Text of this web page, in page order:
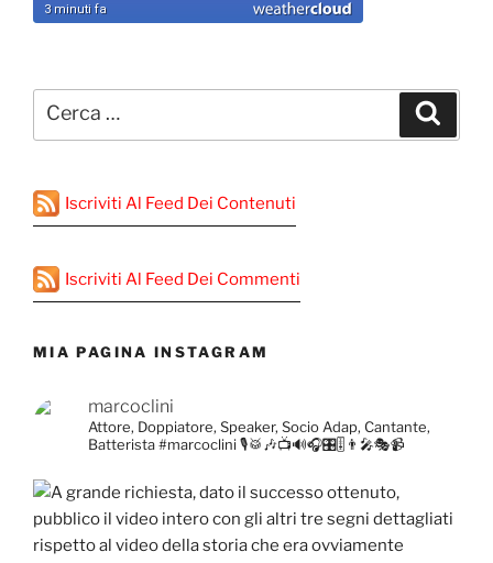
Cerca:
Iscriviti Al Feed Dei Contenuti
Iscriviti Al Feed Dei Commenti
MIA PAGINA INSTAGRAM
marcoclini
Attore, Doppiatore, Speaker, Socio Adap, Cantante,
Batterista#marcoclini 🎙️🥁🎶📺🔊🎧🎛️🎚️👨‍🎤🎭📹